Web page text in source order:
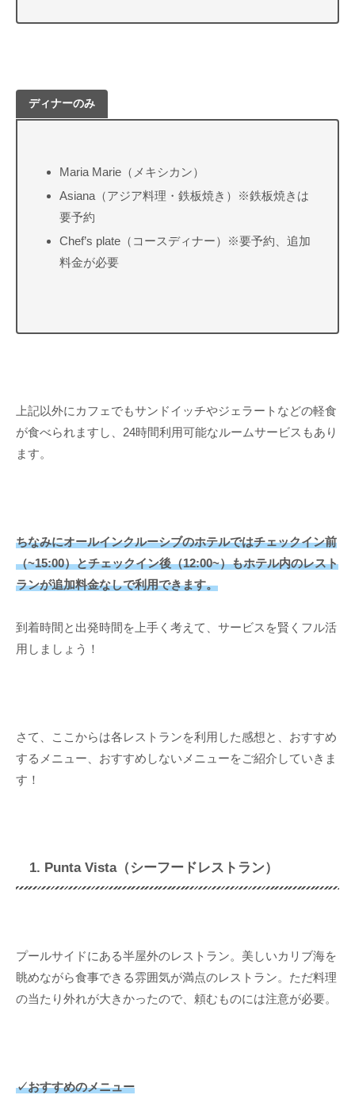
ディナーのみ
Maria Marie（メキシカン）
Asiana（アジア料理・鉄板焼き）※鉄板焼きは
要予約
Chef’s plate（コースディナー）※要予約、追加
料金が必要
上記以外にカフェでもサンドイッチやジェラートなどの軽食
が食べられますし、24時間利用可能なルームサービスもあり
ます。
ちなみにオールインクルーシブのホテルではチェックイン前
（~15:00）とチェックイン後（12:00~）もホテル内のレスト
ランが追加料金なしで利用できます。
到着時間と出発時間を上手く考えて、サービスを賢くフル活
用しましょう！
さて、ここからは各レストランを利用した感想と、おすすめ
するメニュー、おすすめしないメニューをご紹介していきま
す！
1. Punta Vista（シーフードレストラン）
プールサイドにある半屋外のレストラン。美しいカリブ海を
眺めながら食事できる雰囲気が満点のレストラン。ただ料理
の当たり外れが大きかったので、頼むものには注意が必要。
✓おすすめのメニュー